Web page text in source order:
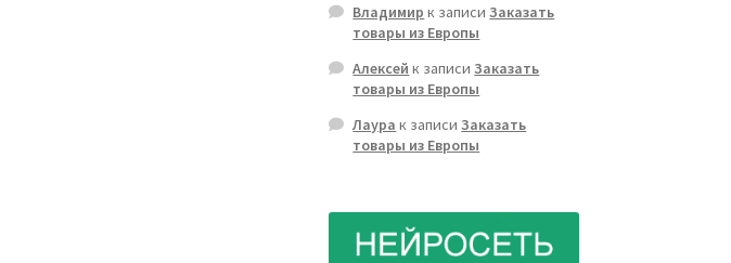
Владимир к записиЗаказать
товары из Европы
Алексей к записиЗаказать
товары из Европы
Лаура к записиЗаказать
товары из Европы